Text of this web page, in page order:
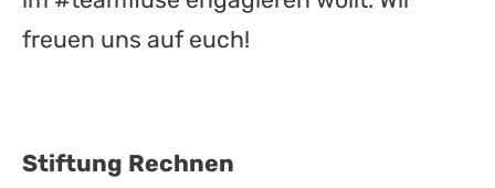
freuen uns auf euch!
Stiftung Rechnen